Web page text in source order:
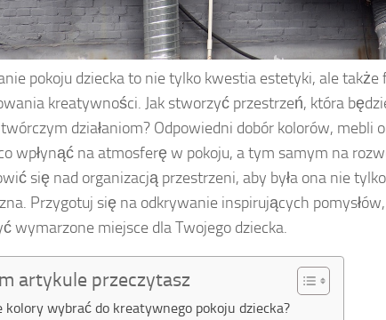
pokoju dziecka to nie tylko kwestia estetyki, ale także
kreatywności. Jak stworzyć przestrzeń, która
działaniom? Odpowiedni dobór kolorów, mebli
wpłynąć na atmosferę w pokoju, a tym samym na
się nad organizacją przestrzeni, aby była ona nie
Przygotuj się na odkrywanie inspirujących
wymarzone miejsce dla Twojego dziecka.
artykule przeczytasz
kolory wybrać do kreatywnego pokoju dziecka?